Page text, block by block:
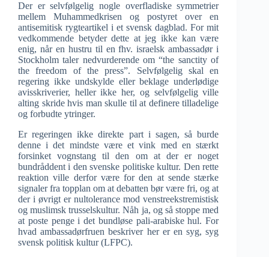
Der er selvfølgelig nogle overfladiske symmetrier
mellem Muhammedkrisen og postyret over en
antisemitisk rygteartikel i et svensk dagblad. For mit
vedkommende betyder dette at jeg ikke kan være
enig, når en hustru til en fhv. israelsk ambassadør i
Stockholm taler nedvurderende om “the sanctity of
the freedom of the press”. Selvfølgelig skal en
regering ikke undskylde eller beklage underlødige
avisskriverier, heller ikke her, og selvfølgelig ville
alting skride hvis man skulle til at definere tilladelige
og forbudte ytringer.
Er regeringen ikke direkte part i sagen, så burde
denne i det mindste være et vink med en stærkt
forsinket vognstang til den om at der er noget
bundråddent i den svenske politiske kultur. Den rette
reaktion ville derfor være for den at sende stærke
signaler fra topplan om at debatten bør være fri, og at
der i øvrigt er nultolerance mod venstreekstremistisk
og muslimsk trusselskultur. Nåh ja, og så stoppe med
at poste penge i det bundløse pali-arabiske hul. For
hvad ambassadørfruen beskriver her er en syg, syg
svensk politisk kultur (LFPC).